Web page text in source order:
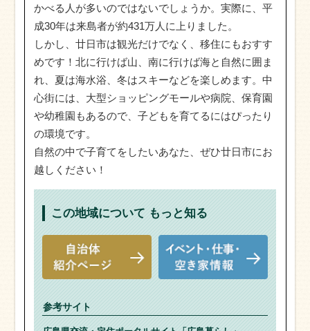
かべる人が多いのではないでしょうか。実際に、平
成30年は来島者が約431万人に上りました。
しかし、廿日市は観光だけでなく、移住にもおすす
めです！北に行けば山、南に行けば海と自然に囲ま
れ、夏は海水浴、冬はスキーなどを楽しめます。中
心街には、大型ショッピングモールや病院、保育園
や幼稚園もあるので、子どもを育てるにはぴったり
の環境です。
自然の中で子育てをしたいあなた、ぜひ廿日市にお
越しください！
この地域について もっと知る
参考サイト